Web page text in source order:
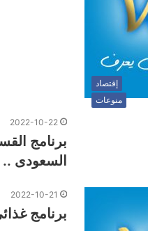
إقتصاد
منوعات
2022-10-22
برنامج
السعودى
2022-10-21
برنامج غذائي